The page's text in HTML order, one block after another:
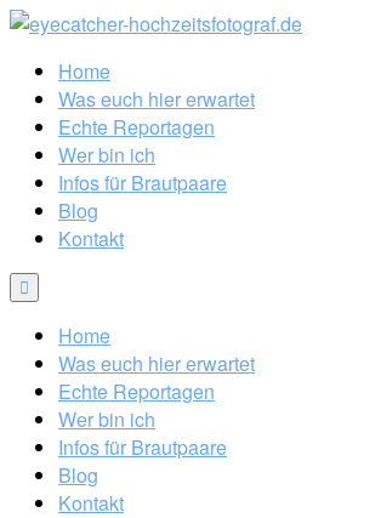
Home
Was euch hier erwartet
Echte Reportagen
Wer bin ich
Infos für Brautpaare
Blog
Kontakt
Home
Was euch hier erwartet
Echte Reportagen
Wer bin ich
Infos für Brautpaare
Blog
Kontakt